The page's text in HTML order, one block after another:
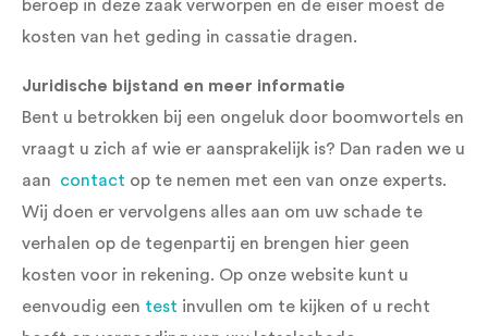
beroep in deze zaak verworpen en de eiser moest de
kosten van het geding in cassatie dragen.
Juridische bijstand en meer informatie
Bent u betrokken bij een ongeluk door boomwortels en
vraagt u zich af wie er aansprakelijk is? Dan raden we u
aan contact op te nemen met een van onze experts.
Wij doen er vervolgens alles aan om uw schade te
verhalen op de tegenpartij en brengen hier geen
kosten voor in rekening. Op onze website kunt u
eenvoudig een test invullen om te kijken of u recht